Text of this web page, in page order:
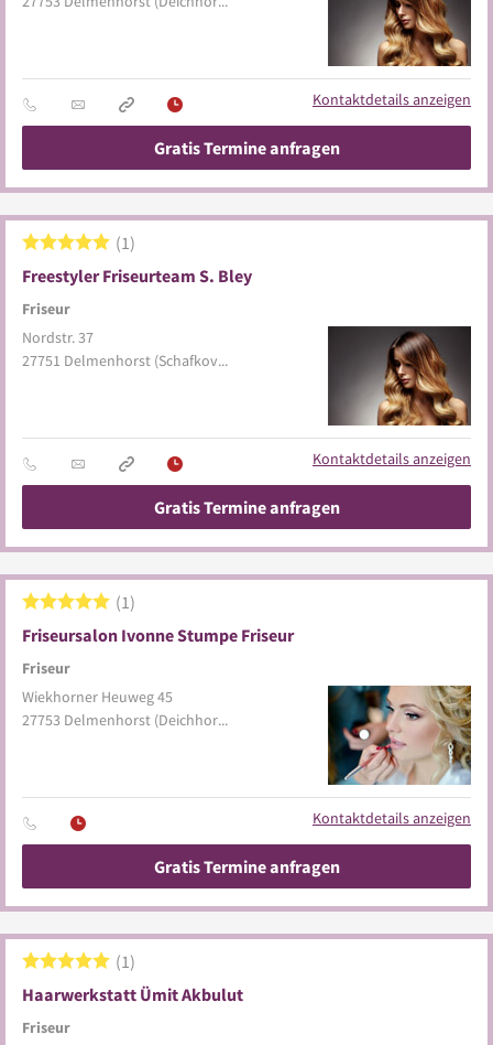
Kontaktdetails anzeigen
Gratis Termine anfragen
Freestyler Friseurteam S. Bley
Friseur
1
Nordstr. 37
27751 Delmenhorst (Schafkoven/Donneresch)
Kontaktdetails anzeigen
Gratis Termine anfragen
Friseursalon Ivonne Stumpe Friseur
Friseur
1
Wiekhorner Heuweg 45
27753 Delmenhorst (Deichhorst)
Kontaktdetails anzeigen
Gratis Termine anfragen
Haarwerkstatt Ümit Akbulut
Friseur
1